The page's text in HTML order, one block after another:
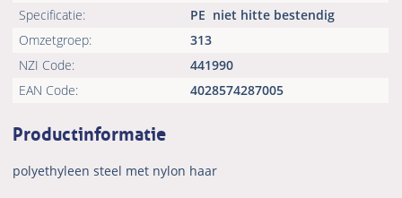
Specificatie:
PE niet hitte bestendig
Omzetgroep:
313
NZI Code:
441990
EAN Code:
4028574287005
Productinformatie
polyethyleen steel met nylon haar